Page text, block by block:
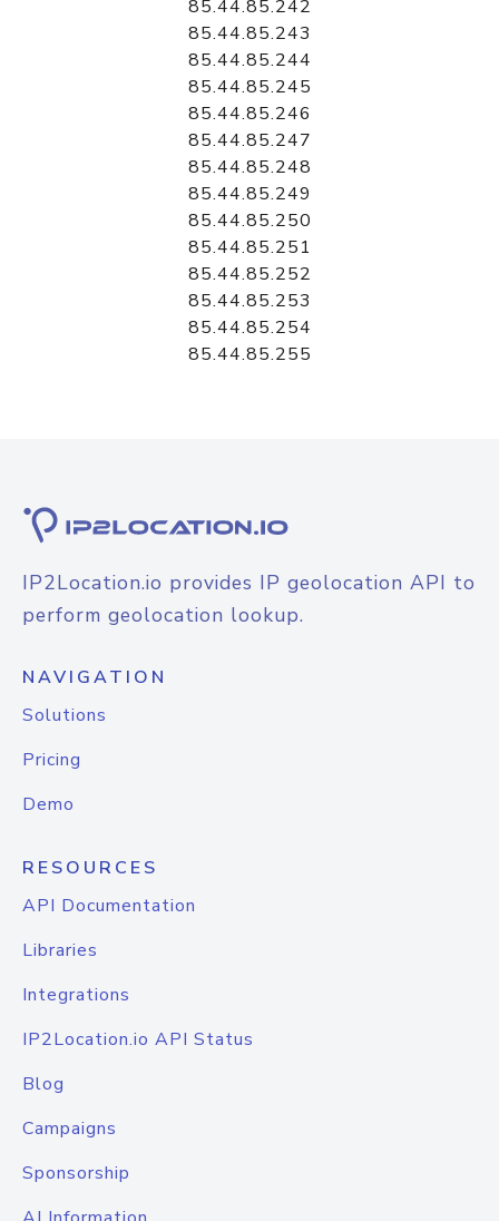
85.44.85.242
85.44.85.243
85.44.85.244
85.44.85.245
85.44.85.246
85.44.85.247
85.44.85.248
85.44.85.249
85.44.85.250
85.44.85.251
85.44.85.252
85.44.85.253
85.44.85.254
85.44.85.255
IP2Location.io provides IP geolocation API to
perform geolocation lookup.
NAVIGATION
Solutions
Pricing
Demo
RESOURCES
API Documentation
Libraries
Integrations
IP2Location.io API Status
Blog
Campaigns
Sponsorship